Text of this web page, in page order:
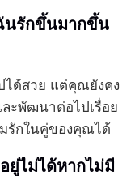
นรักขึ้นมากขึ้น
ได้สวย แต่คุณยังคง
ะพัฒนาต่อไปเรื่อย
รักในคู่ของคุณได้
ยู่ไม่ได้หากไม่มี